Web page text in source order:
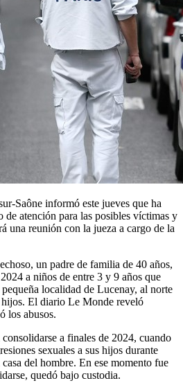
Saône informó este jueves que ha
atención para las posibles víctimas y
una reunión con la jueza a cargo de la
un padre de familia de 40 años,
a niños de entre 3 y 9 años que
localidad de Lucenay, al norte
El diario Le Monde reveló
los abusos.
a finales de 2024, cuando
sexuales a sus hijos durante
del hombre. En ese momento fue
quedó bajo custodia.